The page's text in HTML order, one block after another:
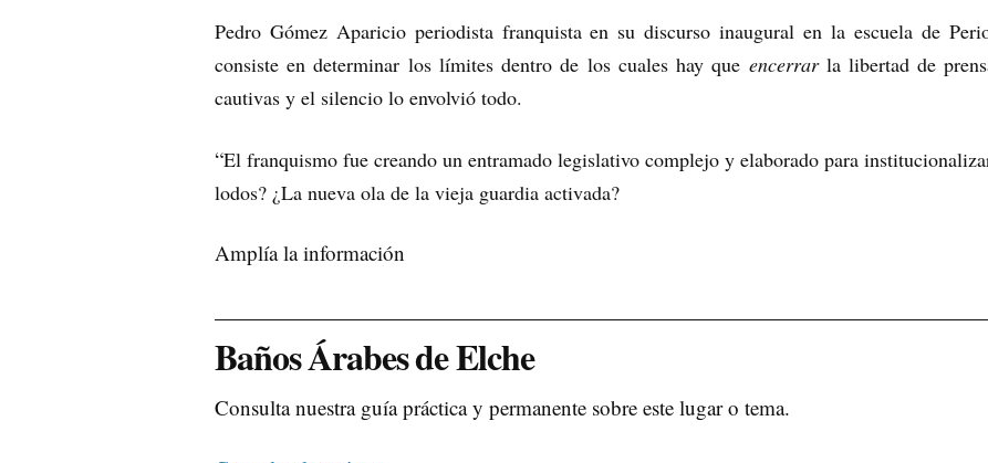
Pedro Gómez Aparicio periodista franquista en su discurso inaugural en la escuela de
consiste en determinar los límites dentro de los cuales hay que encerrarla libertad de
cautivas y el silencio lo envolvió todo.
“El franquismo fue creando un entramado legislativo complejo y elaborado para
lodos? ¿La nueva ola de la vieja guardia activada?
Amplía la información
Baños Árabes de Elche
Consulta nuestra guía práctica y permanente sobre este lugar o tema.